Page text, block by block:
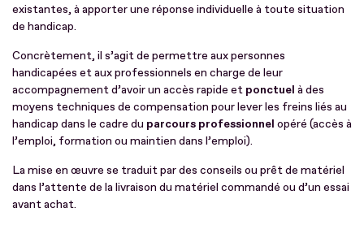
existantes, à apporter une réponse individuelle à toute situation
de handicap.
Concrètement, il s’agit de permettre aux personnes
handicapées et aux professionnels en charge de leur
accompagnement d’avoir un accès rapide et ponctuel à des
moyens techniques de compensation pour lever les freins liés au
handicap dans le cadre du parcours professionnel opéré (accès à
l’emploi, formation ou maintien dans l’emploi).
La mise en œuvre se traduit par des conseils ou prêt de matériel
dans l’attente de la livraison du matériel commandé ou d’un essai
avant achat.